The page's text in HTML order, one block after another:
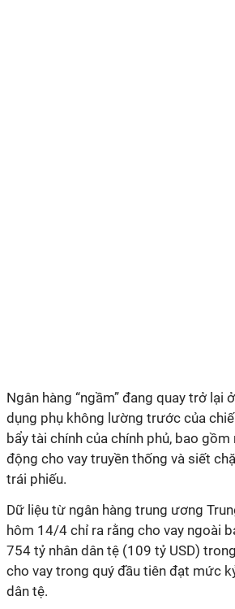
Ngân hàng “ngầm” đang quay trở lại
dụng phụ không lường trước của
bẩy tài chính của chính phủ, bao gồm
động cho vay truyền thống và siết
trái phiếu.
Dữ liệu từ ngân hàng trung ương
hôm 14/4 chỉ ra rằng cho vay ngoài
754 tỷ nhân dân tệ (109 tỷ USD)
cho vay trong quý đầu tiên đạt mức
dân tệ.